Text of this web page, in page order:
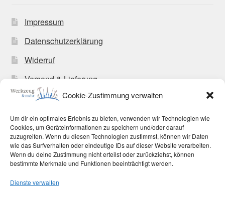
Cookie-Zustimmung verwalten
Um dir ein optimales Erlebnis zu bieten, verwenden wir Technologien wie
Cookies, um Geräteinformationen zu speichern und/oder darauf
zuzugreifen. Wenn du diesen Technologien zustimmst, können wir Daten
wie das Surfverhalten oder eindeutige IDs auf dieser Website verarbeiten.
Wenn du deine Zustimmung nicht erteilst oder zurückziehst, können
bestimmte Merkmale und Funktionen beeinträchtigt werden.
Dienste verwalten
Impressum
Datenschutzerklärung
Widerruf
Versand & Lieferung
Zahlungsweisen
Allgemeine Geschäftsbedingungen
Cookie-Richtlinie (EU)